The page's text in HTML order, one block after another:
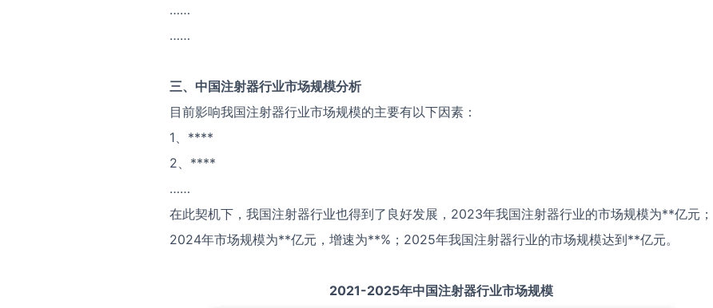
……
……
三、中国注射器行业市场规模分析
目前影响我国注射器行业市场规模的主要有以下因素：
1、****
2、****
……
在此契机下，我国注射器行业也得到了良好发展，2023年我国注射器行业的市场规模为**亿元；
2024年市场规模为**亿元，增速为**%；2025年我国注射器行业的市场规模达到**亿元。
2021-2025年中国注射器行业市场规模